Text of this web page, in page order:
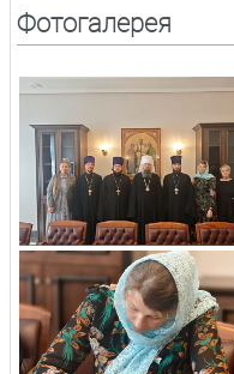
Фотогалерея